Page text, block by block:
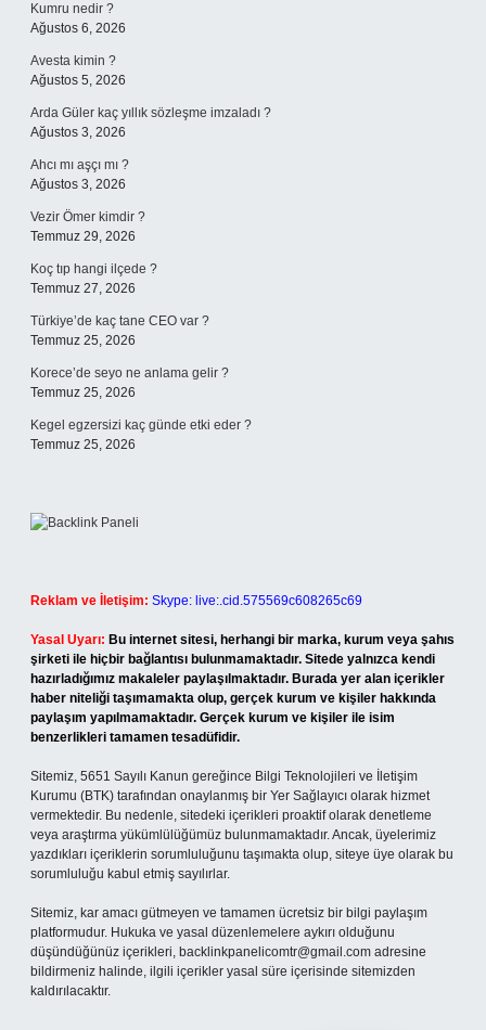
Kumru nedir ?
Ağustos 6, 2026
Avesta kimin ?
Ağustos 5, 2026
Arda Güler kaç yıllık sözleşme imzaladı ?
Ağustos 3, 2026
Ahcı mı aşçı mı ?
Ağustos 3, 2026
Vezir Ömer kimdir ?
Temmuz 29, 2026
Koç tıp hangi ilçede ?
Temmuz 27, 2026
Türkiye’de kaç tane CEO var ?
Temmuz 25, 2026
Korece’de seyo ne anlama gelir ?
Temmuz 25, 2026
Kegel egzersizi kaç günde etki eder ?
Temmuz 25, 2026
Reklam ve İletişim: Skype: live:.cid.575569c608265c69
Yasal Uyarı: Bu internet sitesi, herhangi bir marka, kurum veya şahıs
şirketi ile hiçbir bağlantısı bulunmamaktadır. Sitede yalnızca kendi
hazırladığımız makaleler paylaşılmaktadır. Burada yer alan içerikler
haber niteliği taşımamakta olup, gerçek kurum ve kişiler hakkında
paylaşım yapılmamaktadır. Gerçek kurum ve kişiler ile isim
benzerlikleri tamamen tesadüfidir.
Sitemiz, 5651 Sayılı Kanun gereğince Bilgi Teknolojileri ve İletişim
Kurumu (BTK) tarafından onaylanmış bir Yer Sağlayıcı olarak hizmet
vermektedir. Bu nedenle, sitedeki içerikleri proaktif olarak denetleme
veya araştırma yükümlülüğümüz bulunmamaktadır. Ancak, üyelerimiz
yazdıkları içeriklerin sorumluluğunu taşımakta olup, siteye üye olarak bu
sorumluluğu kabul etmiş sayılırlar.
Sitemiz, kar amacı gütmeyen ve tamamen ücretsiz bir bilgi paylaşım
platformudur. Hukuka ve yasal düzenlemelere aykırı olduğunu
düşündüğünüz içerikleri, backlinkpanelicomtr@gmail.com adresine
bildirmeniz halinde, ilgili içerikler yasal süre içerisinde sitemizden
kaldırılacaktır.